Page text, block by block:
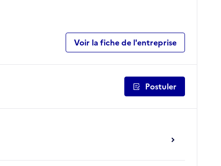
Voir la fiche de l'entreprise
Postuler